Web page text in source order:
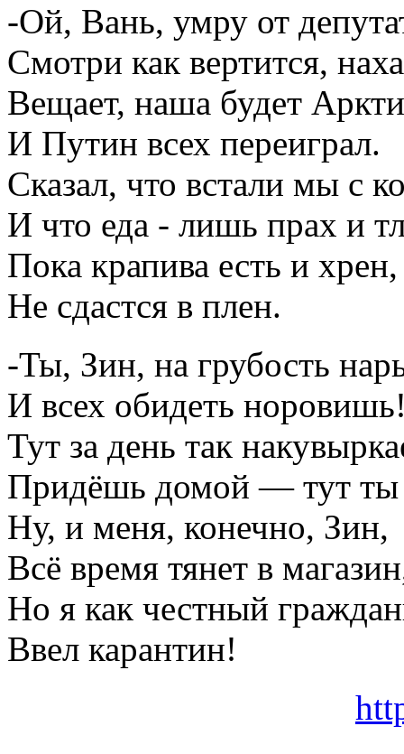
-Ой, Вань, умру от
Смотри как вертится,
Вещает, наша будет
И Путин всех переиграл.
Сказал, что встали мы с
И что еда - лишь прах и
Пока крапива есть и хрен,
Не сдастся в плен.
-Ты, Зин, на грубость
И всех обидеть
Тут за день так
Придёшь домой — тут
Ну, и меня, конечно, Зин,
Всё время тянет в
Но я как честный
Ввел карантин!